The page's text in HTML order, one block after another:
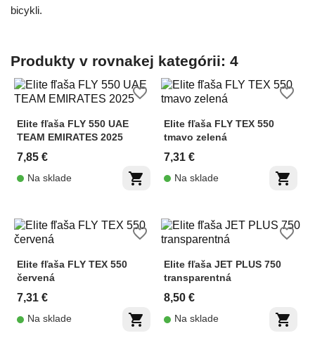
bicykli.
Produkty v rovnakej kategórii: 4
Elite fľaša FLY 550 UAE
TEAM EMIRATES 2025
7,85 €
shopping_cart
Na sklade
favorite_border
Elite fľaša FLY TEX 550
tmavo zelená
7,31 €
shopping_cart
Na sklade
favorite_border
Elite fľaša FLY TEX 550
červená
7,31 €
shopping_cart
Na sklade
favorite_border
Elite fľaša JET PLUS 750
transparentná
8,50 €
shopping_cart
Na sklade
favorite_border